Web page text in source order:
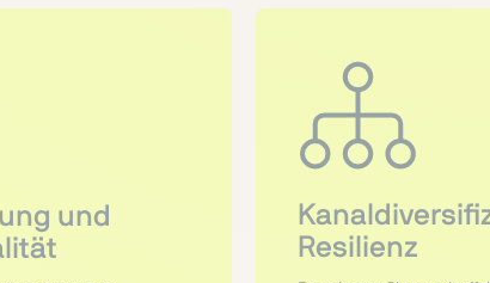
und
Resilienz